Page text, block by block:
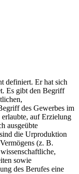
definiert. Er hat sich
Es gibt den Begriff
des Gewerbes im
erlaubte, auf Erzielung
ausgeübte
die Urproduktion
(z. B.
sowie
des Berufes eine